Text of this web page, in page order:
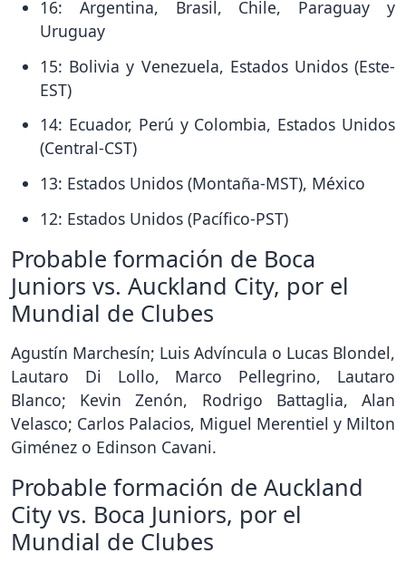
16: Argentina, Brasil, Chile, Paraguay y
Uruguay
15: Bolivia y Venezuela, Estados Unidos (Este-
EST)
14: Ecuador, Perú y Colombia, Estados Unidos
(Central-CST)
13: Estados Unidos (Montaña-MST), México
12: Estados Unidos (Pacífico-PST)
Probable formación de Boca
Juniors vs. Auckland City, por el
Mundial de Clubes
Agustín Marchesín; Luis Advíncula o Lucas Blondel,
Lautaro Di Lollo, Marco Pellegrino, Lautaro
Blanco; Kevin Zenón, Rodrigo Battaglia, Alan
Velasco; Carlos Palacios, Miguel Merentiel y Milton
Giménez o Edinson Cavani.
Probable formación de Auckland
City vs. Boca Juniors, por el
Mundial de Clubes